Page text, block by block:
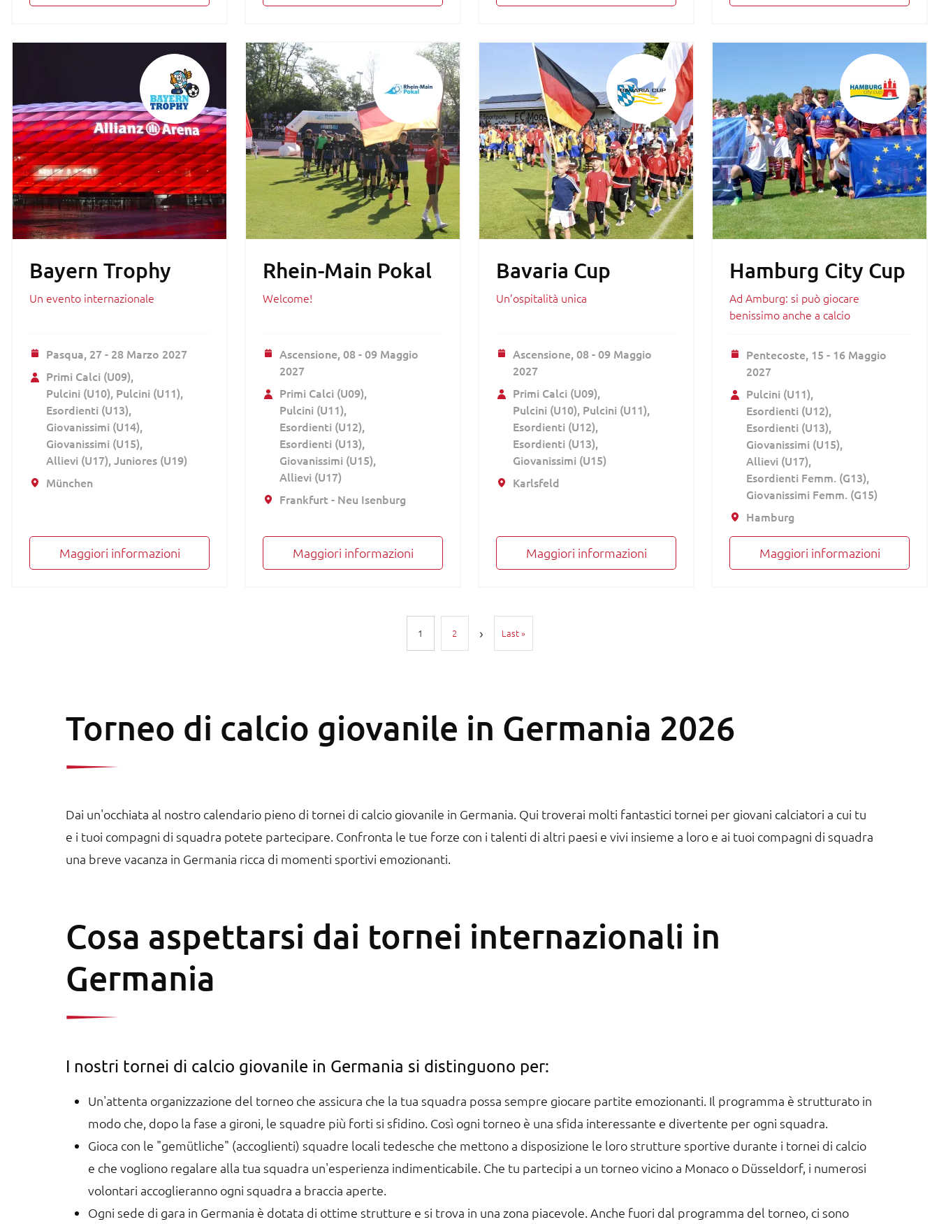
Bayern Trophy
Un evento internazionale
Pasqua, 27 - 28 Marzo 2027
Primi Calci (U09)
Pulcini (U10) Pulcini (U11)
Esordienti (U13)
Giovanissimi (U14)
Giovanissimi (U15)
Allievi (U17) Juniores (U19)
München
Maggiori informazioni
Rhein-Main Pokal
Welcome!
Ascensione,08 - 09 Maggio
2027
Primi Calci (U09)
Pulcini (U11)
Esordienti (U12)
Esordienti (U13)
Giovanissimi (U15)
Allievi (U17)
Frankfurt - Neu Isenburg
Maggiori informazioni
Bavaria Cup
Un’ospitalità unica
Ascensione,08 - 09 Maggio
2027
Primi Calci (U09)
Pulcini (U10) Pulcini (U11)
Esordienti (U12)
Esordienti (U13)
Giovanissimi (U15)
Karlsfeld
Maggiori informazioni
Hamburg City Cup
Ad Amburg: si può giocare
benissimo anche a calcio
Pentecoste, 15 - 16 Maggio
2027
Pulcini (U11)
Esordienti (U12)
Esordienti (U13)
Giovanissimi (U15)
Allievi (U17)
Esordienti Femm. (G13)
Giovanissimi Femm. (G15)
Hamburg
Maggiori informazioni
1 2 Last »Ultima pagina
Torneo di calcio giovanile in Germania 2026
Dai un'occhiata al nostro calendario pieno di tornei di calcio giovanile in Germania. Qui troverai molti fantastici tornei per giovani calciatori a cui tu
e i tuoi compagni di squadra potete partecipare. Confronta le tue forze con i talenti di altri paesi e vivi insieme a loro e ai tuoi compagni di squadra
una breve vacanza in Germania ricca di momenti sportivi emozionanti.
Cosa aspettarsi dai tornei internazionali in
Germania
I nostri tornei di calcio giovanile in Germania si distinguono per:
Un'attenta organizzazione del torneo che assicura che la tua squadra possa sempre giocare partite emozionanti. Il programma è strutturato in
modo che, dopo la fase a gironi, le squadre più forti si sfidino. Così ogni torneo è una sfida interessante e divertente per ogni squadra.
Gioca con le "gemütliche" (accoglienti) squadre locali tedesche che mettono a disposizione le loro strutture sportive durante i tornei di calcio
e che vogliono regalare alla tua squadra un'esperienza indimenticabile. Che tu partecipi a un torneo vicino a Monaco o Düsseldorf, i numerosi
volontari accoglieranno ogni squadra a braccia aperte.
Ogni sede di gara in Germania è dotata di ottime strutture e si trova in una zona piacevole. Anche fuori dal programma del torneo, ci sono